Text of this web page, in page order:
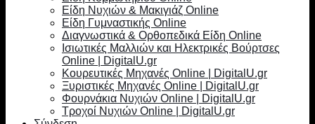
Είδη Νυχιών & Μακιγιάζ Online
Είδη Γυμναστικής Online
Διαγνωστικά & Ορθοπεδικά Είδη Online
Ισιωτικές Μαλλιών και Ηλεκτρικές Βούρτσες
Online | DigitalU.gr
Κουρευτικές Μηχανές Online | DigitalU.gr
Ξυριστικές Μηχανές Online | DigitalU.gr
Φουρνάκια Νυχιών Online | DigitalU.gr
Τροχοί Νυχιών Online | DigitalU.gr